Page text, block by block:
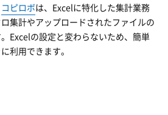
コピロボは、Excelに特化した集計業務
集計やアップロードされたファイルの
Excelの設定と変わらないため、簡単
利用できます。